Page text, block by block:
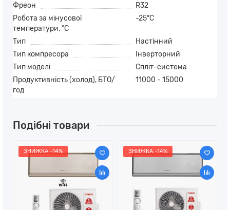
Фреон
R32
Робота за мінусової
температури, °C
-25°C
Тип
Настінний
Тип компресора
Інверторний
Тип моделі
Спліт-система
Продуктивність (холод), БТО/
год
11000 - 15000
Подібні товари
ЗНИЖКА -14% ЗНИЖКА -14%